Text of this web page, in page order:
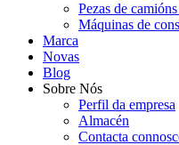
Pezas de
Máquinas de
Marca
Novas
Blog
Sobre Nós
Perfil da empresa
Almacén
Contacta